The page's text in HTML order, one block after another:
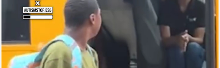
The Greatest Speech Ever Made